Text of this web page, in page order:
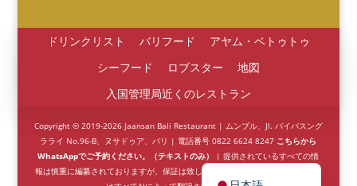
ドリンクリスト バリフード
アヤム・ベトゥトゥ
シーフード
ロブスター
地図
入国管理局近くのレストラン
Copyright © 2019-2026 Jaansan Bali Restaurant | ムンブル、Jl. バイパスング
ラライ No.96-B、ヌサドゥア、バリ | 電話番号 0822 6624 8247 こちらから
WhatsAppでご予約ください。（テキストのみ）
| 提供されているすべての情
報は慎重に編纂されておりますが、保証は致しかねます。英語以外のコンテンツ
English (UK)
简体中文
हिन्दी